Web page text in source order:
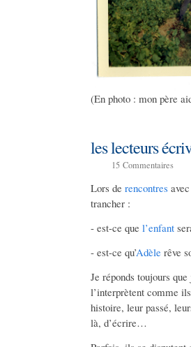
(En photo : mon père
les lecteurs
15 Commentaires
Lors de rencontres
trancher :
- est-ce que l’enfant
- est-ce qu’Adèle rêve
Je réponds toujours
l’interprètent comme
histoire, leur passé,
là, d’écrire…